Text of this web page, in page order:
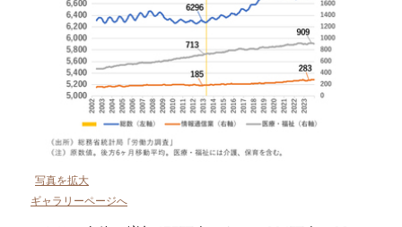
写真を拡大
ギャラリーページへ